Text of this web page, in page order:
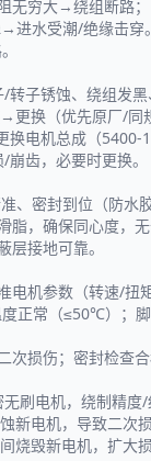
无穷大→绕组断路
进水受潮/绝缘击穿
转子锈蚀、绕组发
更换（优先原厂/同
电机总成（
齿，必要时更换。
、密封到位（防水
脂，确保同心度，
层接地可靠。
电机参数（转速/扭
正常（≤50℃）；
次损伤；密封检查
刷电机，绕制精
新电机，导致二次
烧毁新电机，扩大